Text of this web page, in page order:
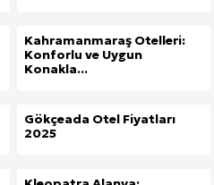
Kahramanmaraş Otelleri:
Konforlu ve Uygun
Konakla...
Gökçeada Otel Fiyatları
2025